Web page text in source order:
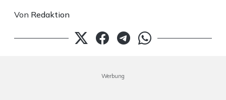
Von Redaktion
Werbung